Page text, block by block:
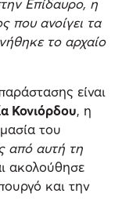
Επίδαυρο, η
που ανοίγει τα
το αρχαίο
είναι
Κονιόρδου, η
του
από αυτή τη
ακολούθησε
και την